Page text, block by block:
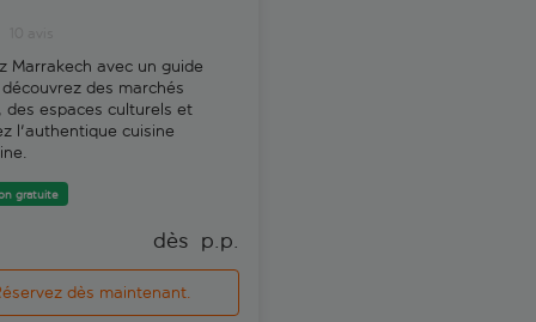
Marrakech avec un guide
des marchés
des espaces culturels et
l'authentique cuisine
gratuite
dès p.p.
dès maintenant.